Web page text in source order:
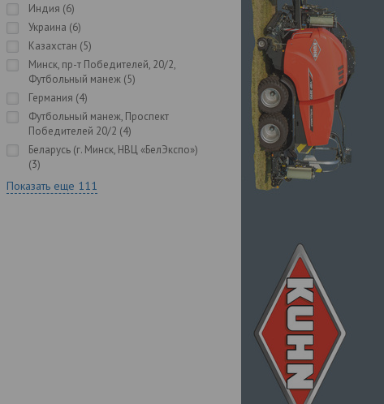
Индия (6)
Украина (6)
Казахстан (5)
Минск, пр-т Победителей, 20/2,
Футбольный манеж (5)
Германия (4)
Футбольный манеж, Проспект
Победителей 20/2 (4)
Беларусь (г. Минск, НВЦ «БелЭкспо»)
(3)
Показать еще 111